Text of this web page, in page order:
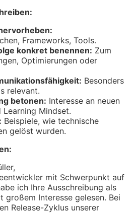
Frameworks, Tools.
konkret benennen: Zum
Optimierungen oder
Besonders
relevant.
betonen: Interesse an neuen
Learning Mindset.
Beispiele, wie technische
gelöst wurden.
mit Schwerpunkt auf
ich Ihre Ausschreibung als
großem Interesse gelesen. Bei
Release-Zyklus unserer